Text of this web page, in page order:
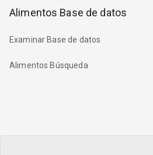
Alimentos Base de datos
Examinar Base de datos
Alimentos Búsqueda